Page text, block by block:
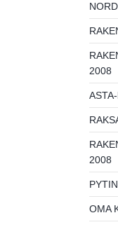
2008
2008
OMA